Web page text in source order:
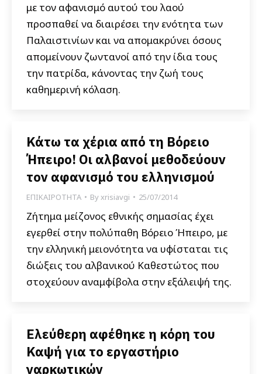
με τον αφανισμό αυτού του λαού
προσπαθεί να διαιρέσει την ενότητα των
Παλαιστινίων και να απομακρύνει όσους
απομείνουν ζωντανοί από την ίδια τους
την πατρίδα, κάνοντας την ζωή τους
καθημερινή κόλαση.
Κάτω τα χέρια από τη Βόρειο
Ήπειρο! Οι αλβανοί μεθοδεύουν
τον αφανισμό του ελληνισμού
ΕΠΙΚΑΙΡΟΤΗΤΑ Byxrisiavgi 25/07/2014
Ζήτημα μείζονος εθνικής σημασίας έχει
εγερθεί στην πολύπαθη Βόρειο Ήπειρο, με
την ελληνική μειονότητα να υφίσταται τις
διώξεις του αλβανικού Καθεστώτος που
στοχεύουν αναμφίβολα στην εξάλειψή της.
Ελεύθερη αφέθηκε η κόρη του
Καψή για το εργαστήριο
ναρκωτικών